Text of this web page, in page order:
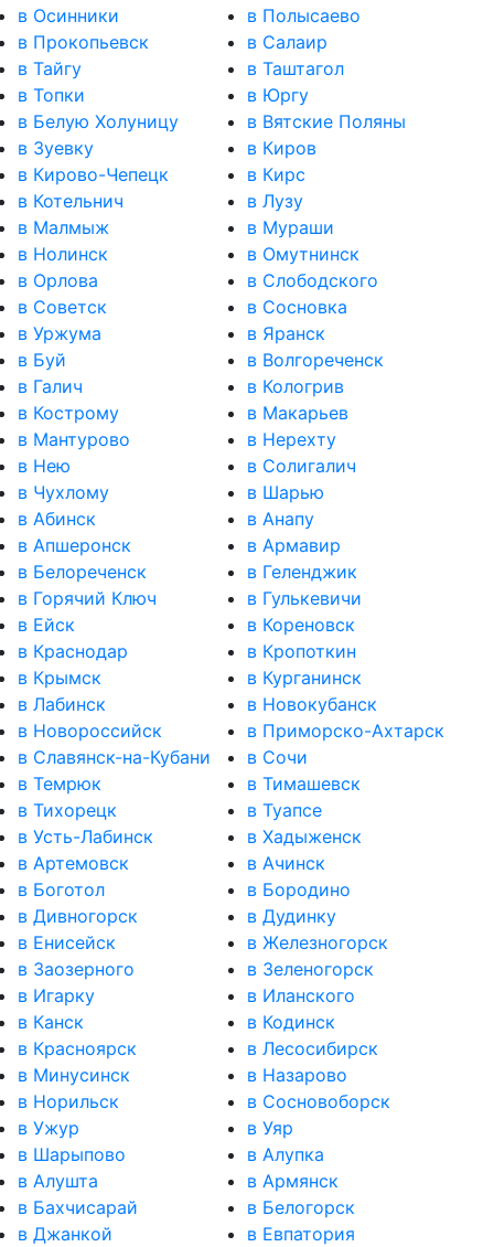
в Осинники
в Полысаево
в Прокопьевск
в Салаир
в Тайгу
в Таштагол
в Топки
в Юргу
в Белую Холуницу
в Вятские Поляны
в Зуевку
в Киров
в Кирово-Чепецк
в Кирс
в Котельнич
в Лузу
в Малмыж
в Мураши
в Нолинск
в Омутнинск
в Орлова
в Слободского
в Советск
в Сосновка
в Уржума
в Яранск
в Буй
в Волгореченск
в Галич
в Кологрив
в Кострому
в Макарьев
в Мантурово
в Нерехту
в Нею
в Солигалич
в Чухлому
в Шарью
в Абинск
в Анапу
в Апшеронск
в Армавир
в Белореченск
в Геленджик
в Горячий Ключ
в Гулькевичи
в Ейск
в Кореновск
в Краснодар
в Кропоткин
в Крымск
в Курганинск
в Лабинск
в Новокубанск
в Новороссийск
в Приморско-Ахтарск
в Славянск-на-Кубани
в Сочи
в Темрюк
в Тимашевск
в Тихорецк
в Туапсе
в Усть-Лабинск
в Хадыженск
в Артемовск
в Ачинск
в Боготол
в Бородино
в Дивногорск
в Дудинку
в Енисейск
в Железногорск
в Заозерного
в Зеленогорск
в Игарку
в Иланского
в Канск
в Кодинск
в Красноярск
в Лесосибирск
в Минусинск
в Назарово
в Норильск
в Сосновоборск
в Ужур
в Уяр
в Шарыпово
в Алупка
в Алушта
в Армянск
в Бахчисарай
в Белогорск
в Джанкой
в Евпатория